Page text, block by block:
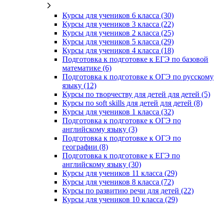
Курсы для учеников 6 класса (30)
Курсы для учеников 3 класса (22)
Курсы для учеников 2 класса (25)
Курсы для учеников 5 класса (29)
Курсы для учеников 4 класса (18)
Подготовка к подготовке к ЕГЭ по базовой
математике (6)
Подготовка к подготовке к ОГЭ по русскому
языку (12)
Курсы по творчеству для детей для детей (5)
Курсы по soft skills для детей для детей (8)
Курсы для учеников 1 класса (32)
Подготовка к подготовке к ОГЭ по
английскому языку (3)
Подготовка к подготовке к ОГЭ по
географии (8)
Подготовка к подготовке к ЕГЭ по
английскому языку (30)
Курсы для учеников 11 класса (29)
Курсы для учеников 8 класса (72)
Курсы по развитию речи для детей (22)
Курсы для учеников 10 класса (29)